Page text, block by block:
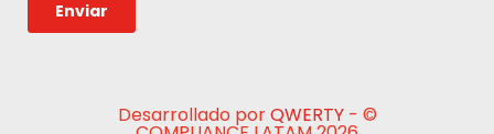
Desarrollado porQWERTY- ©